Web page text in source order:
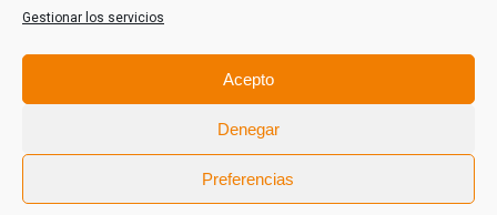
Gestionar los servicios
Acepto
Denegar
Preferencias
© 2022 IQD Invesquia S.L. Todos los derechos reservados.
Política de Privacidad